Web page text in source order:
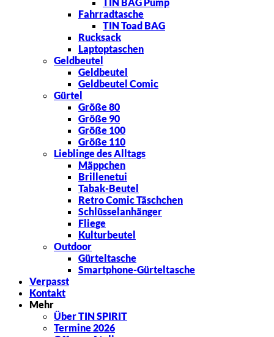
Fahrradtasche
TIN Toad BAG
Rucksack
Laptoptaschen
Geldbeutel
Geldbeutel
Geldbeutel Comic
Gürtel
Größe 80
Größe 90
Größe 100
Größe 110
Lieblinge des Alltags
Mäppchen
Brillenetui
Tabak-Beutel
Retro Comic Täschchen
Schlüsselanhänger
Fliege
Kulturbeutel
Outdoor
Gürteltasche
Smartphone-Gürteltasche
Verpasst
Kontakt
Mehr
Über TIN SPIRIT
Termine 2026